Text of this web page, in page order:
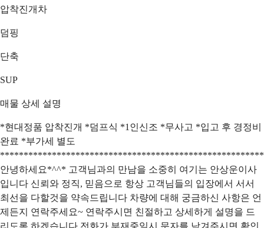
압착진개차
덤핑
단축
SUP
매물 상세 설명
*현대정품 압착진개 *덤프식 *1인신조 *무사고 *입고 후 경정비
완료 *부가세 별도
안녕하세요*^^* 고객님과의 만남을 소중히 여기는 안상운이사
입니다 신뢰와 정직, 믿음으로 항상 고객님들의 입장에서 서서
최선을 다할것을 약속드립니다 차량에 대해 궁금하신 사항은 언
제든지 연락주세요~ 연락주시면 친절하고 상세하게 설명을 드
리도록 하겠습니다 전화가 부재중일시 문자를 남겨주시면 확인